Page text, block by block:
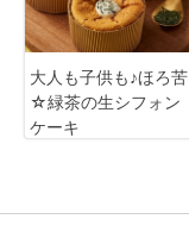
大人も子供も♪ほろ苦
☆緑茶の生シフォン
ケーキ